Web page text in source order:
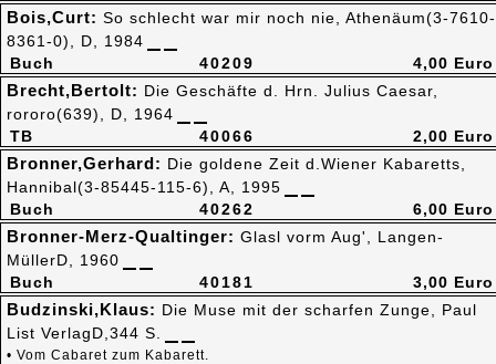
40209
Buch
Bois,Curt: So schlecht war mir noch nie, Athenäum(3-7610-
8361-0), D, 1984
4,00 Euro
40066
TB
Brecht,Bertolt: Die Geschäfte d. Hrn. Julius Caesar,
rororo(639), D, 1964
2,00 Euro
40262
Buch
Bronner,Gerhard: Die goldene Zeit d.Wiener Kabaretts,
Hannibal(3-85445-115-6), A, 1995
6,00 Euro
40181
Buch
Bronner-Merz-Qualtinger: Glasl vorm Aug', Langen-
MüllerD, 1960
3,00 Euro
Budzinski,Klaus: Die Muse mit der scharfen Zunge, Paul
List VerlagD,344 S.
• Vom Cabaret zum Kabarett.